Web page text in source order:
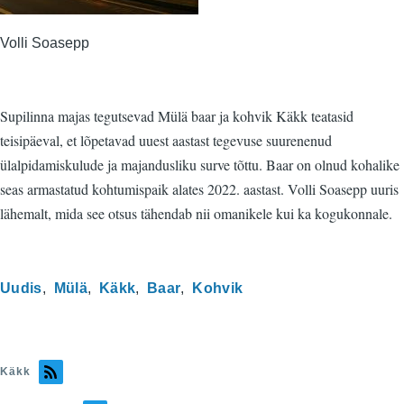
Volli Soasepp
Supilinna majas tegutsevad Mülä baar ja kohvik Käkk teatasid
teisipäeval, et lõpetavad uuest aastast tegevuse suurenenud
ülalpidamiskulude ja majandusliku surve tõttu. Baar on olnud kohalike
seas armastatud kohtumispaik alates 2022. aastast. Volli Soasepp uuris
lähemalt, mida see otsus tähendab nii omanikele kui ka kogukonnale.
Uudis Mülä Käkk Baar Kohvik
Käkk